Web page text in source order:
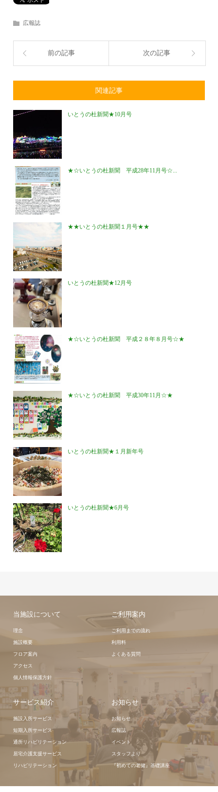
広報誌
前の記事 次の記事
関連記事
いとうの杜新聞★10月号
★☆いとうの杜新聞 平成28年11月号☆...
★★いとうの杜新聞１月号★★
いとうの杜新聞★12月号
★☆いとうの杜新聞 平成２８年８月号☆★
★☆いとうの杜新聞 平成30年11月☆★
いとうの杜新聞★１月新年号
いとうの杜新聞★6月号
当施設について
理念
施設概要
フロア案内
アクセス
個人情報保護方針
ご利用案内
ご利用までの流れ
利用料
よくある質問
サービス紹介
施設入所サービス
短期入所サービス
通所リハビリテーション
居宅介護支援サービス
リハビリテーション
お知らせ
お知らせ
広報誌
イベント
スタッフより
『初めての老健』基礎講座